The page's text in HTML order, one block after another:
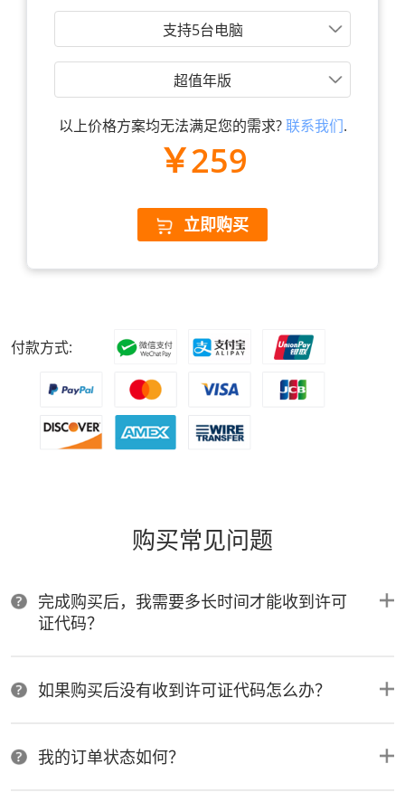
支持5台电脑
超值年版
以上价格方案均无法满足您的需求?联系我们.
￥259
立即购买
付款方式:
购买常见问题
完成购买后，我需要多长时间才能收到许可
证代码？
如果购买后没有收到许可证代码怎么办？
我的订单状态如何？